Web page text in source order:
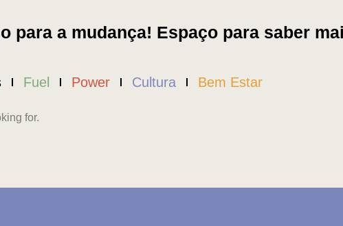
para a mudança! Espaço para saber
Fuel Power Cultura Bem Estar
for.